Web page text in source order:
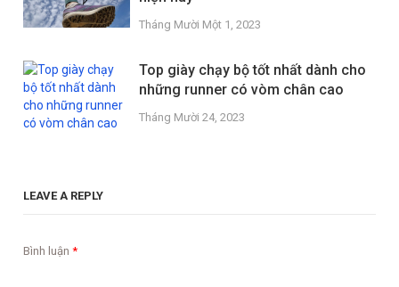
Tháng Mười Một 1, 2023
Top giày chạy bộ tốt nhất dành cho
những runner có vòm chân cao
Tháng Mười 24, 2023
LEAVE A REPLY
Bình luận*